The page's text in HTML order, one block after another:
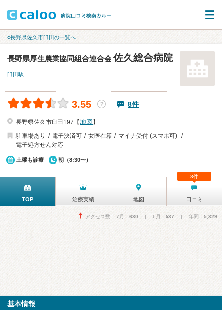
«長野県佐久市臼田の一覧へ
長野県厚生農業協同組合連合会 佐久総合病院
臼田駅
3.55 ？ 8件
長野県佐久市臼田197【地図 】
駐車場あり
電子決済可 女医在籍
マイナ受付 (スマホ可)
電子処方せん対応
土曜も診療 朝（8:30〜）
TOP 治療実績 地図 口コミ
8件
アクセス数 7月： 630 | 6月： 537 | 年間： 5,329
基本情報